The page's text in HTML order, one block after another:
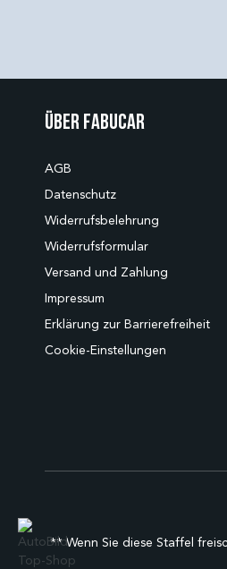
Über Fabucar
AGB
Datenschutz
Widerrufsbelehrung
Widerrufsformular
Versand und Zahlung
Impressum
Erklärung zur Barrierefreiheit
Cookie-Einstellungen
** Wenn Sie diese Staffel